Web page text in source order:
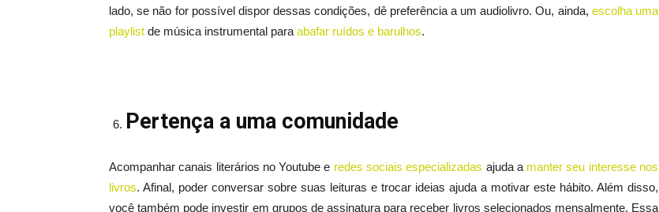
lado, se não for possível dispor dessas condições, dê preferência a um audiolivro. Ou, ainda, escolha uma
playlist de música instrumental para abafar ruídos e barulhos.
Pertença a uma comunidade
Acompanhar canais literários no Youtube e redes sociais especializadas ajuda a manter seu interesse nos
livros. Afinal, poder conversar sobre suas leituras e trocar ideias ajuda a motivar este hábito. Além disso,
você também pode investir em grupos de assinatura para receber livros selecionados mensalmente. Essa